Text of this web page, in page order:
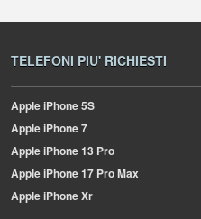
TELEFONI PIU' RICHIESTI
AppleiPhone 5S
AppleiPhone 7
AppleiPhone 13 Pro
AppleiPhone 17 Pro Max
AppleiPhone Xr